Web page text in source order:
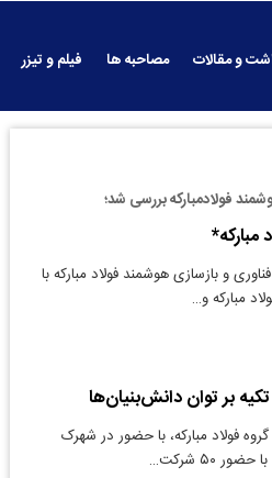
و مقالات مصاحبه ها فیلم و تیزر
فولادمبارکه بررسی شد؛
مبارکه*
و بازسازی هوشمند فولاد مبارکه با
مبارکه و…
بر توان دانش‌بنیان‌ها
فولاد مبارکه، با حضور در شهرک
۵۰ شرکت…